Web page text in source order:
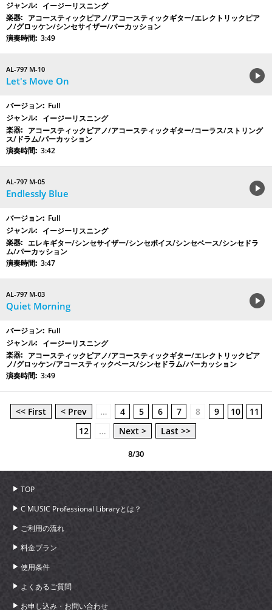
イージーリスニング
アコースティックピアノ/アコースティックギター/エレクトリックピア
ノ/グロッケン/シンセサイザー/パーカッション
3:49
AL-797 M-10
Let's Move On
Full
イージーリスニング
アコースティックピアノ/アコースティックギター/コーラス/ストリング
ス/ドラム/パーカッション
3:42
AL-797 M-05
Endlessly Blue
Full
イージーリスニング
エレキギター/シンセサイザー/シンセボイス/シンセベース/シンセドラ
ム/パーカッション
3:47
AL-797 M-03
Quiet Morning
Full
イージーリスニング
アコースティックピアノ/アコースティックギター/エレクトリックピア
ノ/グロッケン/アコースティックベース/シンセドラム/パーカッション
3:49
<< First < Prev … 4 5 6 7 8 9 10
11
12
… Next > Last >>
8/30
TOP
C MUSIC Professional Libraryとは？
ご利用の流れ
料金プラン
使用条件
よくあるご質問
お申し込み・お問い合わせ